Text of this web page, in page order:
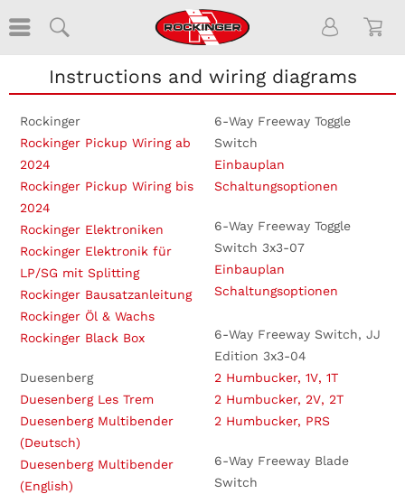
Instructions and wiring diagrams
Rockinger
Rockinger Pickup Wiring ab
2024
Rockinger Pickup Wiring bis
2024
Rockinger Elektroniken
Rockinger Elektronik für
LP/SG mit Splitting
Rockinger Bausatzanleitung
Rockinger Öl & Wachs
Rockinger Black Box
Duesenberg
Duesenberg Les Trem
Duesenberg Multibender
(Deutsch)
Duesenberg Multibender
(English)
6-Way Freeway Toggle
Switch
Einbauplan
Schaltungsoptionen
6-Way Freeway Toggle
Switch 3x3-07
Einbauplan
Schaltungsoptionen
6-Way Freeway Switch, JJ
Edition 3x3-04
2 Humbucker, 1V, 1T
2 Humbucker, 2V, 2T
2 Humbucker, PRS
6-Way Freeway Blade
Switch